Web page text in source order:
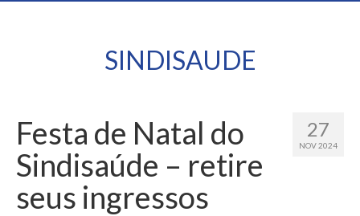
SINDISAUDE
27
NOV 2024
Festa de Natal do
Sindisaúde – retire
seus ingressos